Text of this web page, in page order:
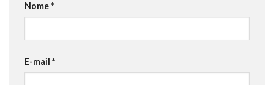
Nome*
E-mail *